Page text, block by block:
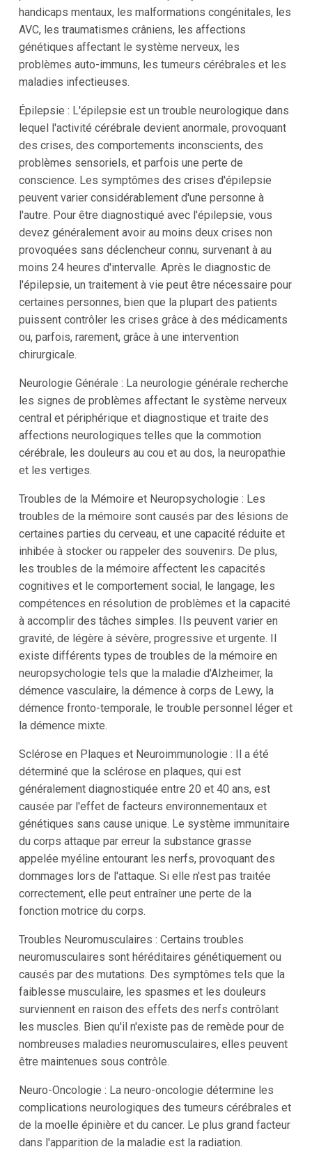
handicaps mentaux, les malformations congénitales, les
AVC, les traumatismes crâniens, les affections
génétiques affectant le système nerveux, les
problèmes auto-immuns, les tumeurs cérébrales et les
maladies infectieuses.
Épilepsie : L'épilepsie est un trouble neurologique dans
lequel l'activité cérébrale devient anormale, provoquant
des crises, des comportements inconscients, des
problèmes sensoriels, et parfois une perte de
conscience. Les symptômes des crises d'épilepsie
peuvent varier considérablement d'une personne à
l'autre. Pour être diagnostiqué avec l'épilepsie, vous
devez généralement avoir au moins deux crises non
provoquées sans déclencheur connu, survenant à au
moins 24 heures d'intervalle. Après le diagnostic de
l'épilepsie, un traitement à vie peut être nécessaire pour
certaines personnes, bien que la plupart des patients
puissent contrôler les crises grâce à des médicaments
ou, parfois, rarement, grâce à une intervention
chirurgicale.
Neurologie Générale : La neurologie générale recherche
les signes de problèmes affectant le système nerveux
central et périphérique et diagnostique et traite des
affections neurologiques telles que la commotion
cérébrale, les douleurs au cou et au dos, la neuropathie
et les vertiges.
Troubles de la Mémoire et Neuropsychologie : Les
troubles de la mémoire sont causés par des lésions de
certaines parties du cerveau, et une capacité réduite et
inhibée à stocker ou rappeler des souvenirs. De plus,
les troubles de la mémoire affectent les capacités
cognitives et le comportement social, le langage, les
compétences en résolution de problèmes et la capacité
à accomplir des tâches simples. Ils peuvent varier en
gravité, de légère à sévère, progressive et urgente. Il
existe différents types de troubles de la mémoire en
neuropsychologie tels que la maladie d'Alzheimer, la
démence vasculaire, la démence à corps de Lewy, la
démence fronto-temporale, le trouble personnel léger et
la démence mixte.
Sclérose en Plaques et Neuroimmunologie : Il a été
déterminé que la sclérose en plaques, qui est
généralement diagnostiquée entre 20 et 40 ans, est
causée par l'effet de facteurs environnementaux et
génétiques sans cause unique. Le système immunitaire
du corps attaque par erreur la substance grasse
appelée myéline entourant les nerfs, provoquant des
dommages lors de l'attaque. Si elle n'est pas traitée
correctement, elle peut entraîner une perte de la
fonction motrice du corps.
Troubles Neuromusculaires : Certains troubles
neuromusculaires sont héréditaires génétiquement ou
causés par des mutations. Des symptômes tels que la
faiblesse musculaire, les spasmes et les douleurs
surviennent en raison des effets des nerfs contrôlant
les muscles. Bien qu'il n'existe pas de remède pour de
nombreuses maladies neuromusculaires, elles peuvent
être maintenues sous contrôle.
Neuro-Oncologie : La neuro-oncologie détermine les
complications neurologiques des tumeurs cérébrales et
de la moelle épinière et du cancer. Le plus grand facteur
dans l'apparition de la maladie est la radiation.